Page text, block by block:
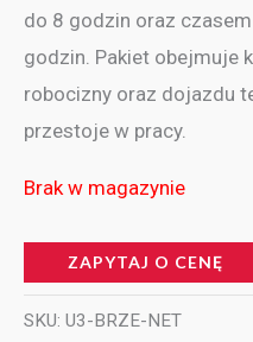
do 8 godzin oraz
godzin. Pakiet obejmuje
robocizny oraz dojazdu
przestoje w pracy.
Brak w magazynie
ZAPYTAJ O CENĘ
SKU: U3-BRZE-NET